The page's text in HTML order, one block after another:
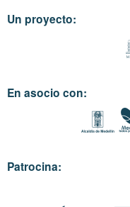
Un proyecto:
En asocio con:
Patrocina: